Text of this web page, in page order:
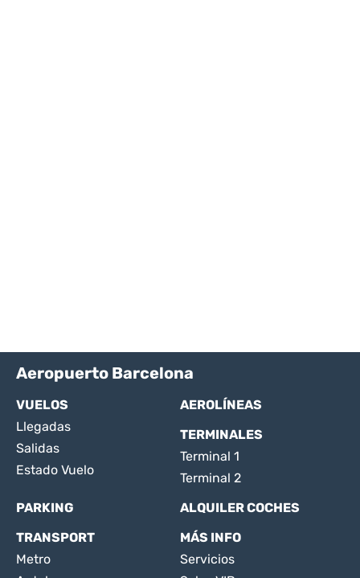
Aeropuerto Barcelona
VUELOS
Llegadas
Salidas
Estado Vuelo
AEROLÍNEAS
TERMINALES
Terminal 1
Terminal 2
PARKING
ALQUILER COCHES
TRANSPORT
Metro
MÁS INFO
Servicios